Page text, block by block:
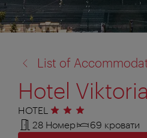
к:
List of
Hotel Viktoria
HOTEL 3 звезды
28 Номер
69 кровати